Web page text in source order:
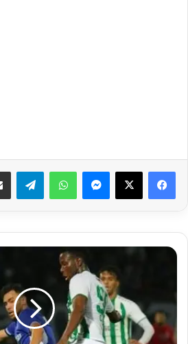
فيسبوك ‫X ماسنجر واتساب
بث
إتحاد
طنجة
والدفاع